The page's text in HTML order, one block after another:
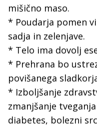
mišično maso.
* Poudarja pomen
sadja in zelenjave.
* Telo ima dovolj
* Prehrana bo
povišanega
* Izboljšanje
zmanjšanje
diabetes, bolezni